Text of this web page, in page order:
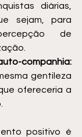
diárias,
sejam, para
de
companhia:
gentileza
ofereceria a
positivo é